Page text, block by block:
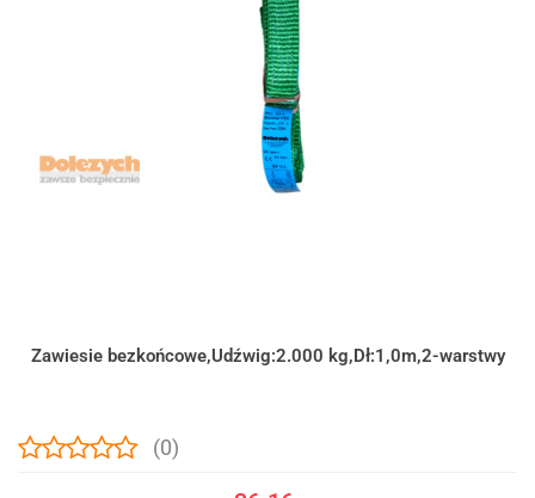
Zawiesie bezkońcowe,Udźwig:2.000 kg,Dł:1,0m,2-warstwy
(0)